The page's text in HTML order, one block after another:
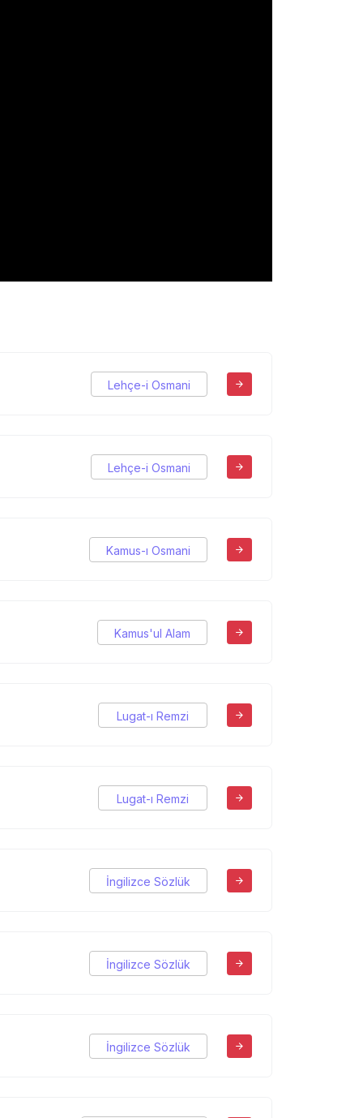
Lehçe-i Osmani
Lehçe-i Osmani
Kamus-ı Osmani
Kamus'ul Alam
Lugat-ı Remzi
Lugat-ı Remzi
İngilizce Sözlük
İngilizce Sözlük
İngilizce Sözlük